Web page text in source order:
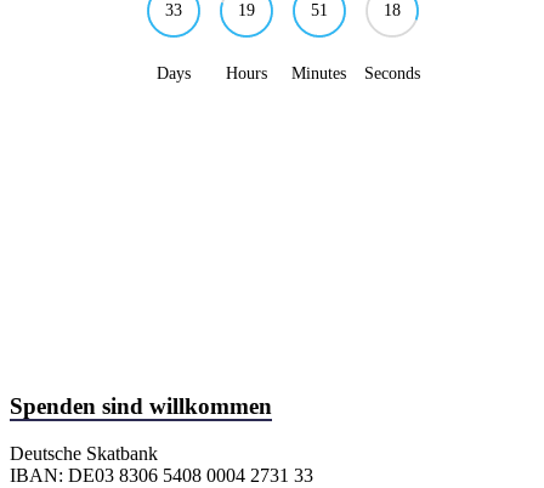
33 19 51 18
Days Hours Minutes Seconds
Spenden sind willkommen
Deutsche Skatbank
IBAN: DE03 8306 5408 0004 2731 33